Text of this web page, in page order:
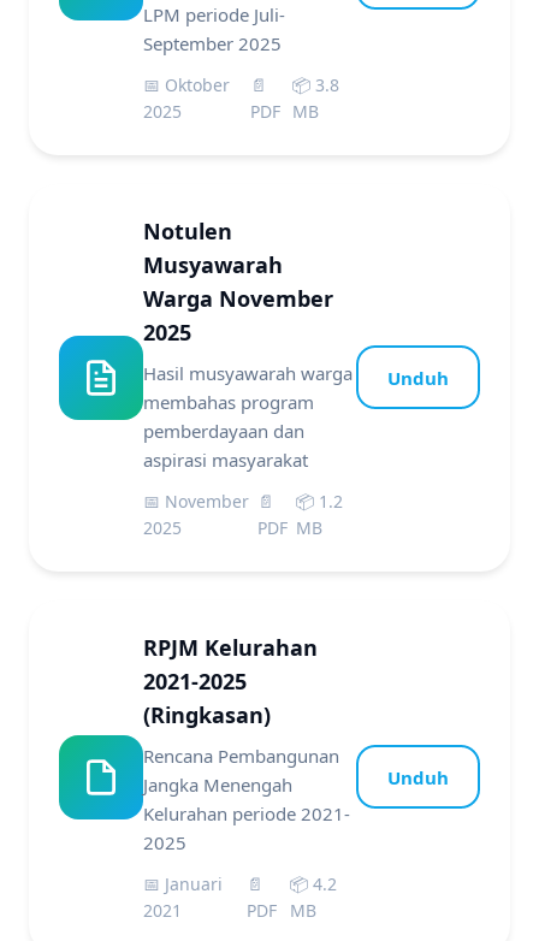
LPM periode Juli-
September 2025
📅 Oktober
2025
📄
PDF
📦 3.8
MB
Notulen
Musyawarah
Warga November
2025
Hasil musyawarah warga
membahas program
pemberdayaan dan
aspirasi masyarakat
📅 November
2025
📄
PDF
📦 1.2
MB
Unduh
RPJM Kelurahan
2021-2025
(Ringkasan)
Rencana Pembangunan
Jangka Menengah
Kelurahan periode 2021-
2025
📅 Januari
2021
📄
PDF
📦 4.2
MB
Unduh